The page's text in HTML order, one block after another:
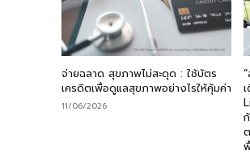
จ่ายฉลาด สุขภาพไม่สะดุด : ใช้บัตร
เครดิตเพื่อดูแลสุขภาพอย่างไรให้คุ้มค่า
11/06/2026